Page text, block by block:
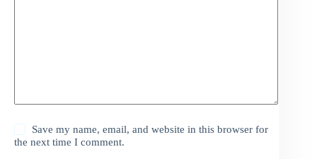
Save my name, email, and website in this browser for
the next time I comment.